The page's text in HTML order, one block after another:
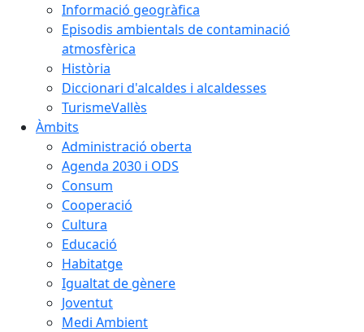
Informació geogràfica
Episodis ambientals de contaminació
atmosfèrica
Història
Diccionari d'alcaldes i alcaldesses
TurismeVallès
Àmbits
Administració oberta
Agenda 2030 i ODS
Consum
Cooperació
Cultura
Educació
Habitatge
Igualtat de gènere
Joventut
Medi Ambient